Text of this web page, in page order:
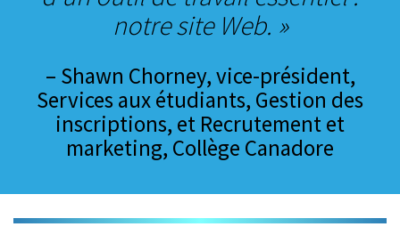
notre site Web. »
– Shawn Chorney, vice-président,
Services aux étudiants, Gestion des
inscriptions, et Recrutement et
marketing, Collège Canadore